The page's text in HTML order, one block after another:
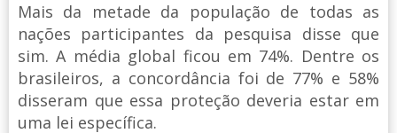
Mais da metade da população de todas as
nações participantes da pesquisa disse que
sim. A média global ficou em 74%. Dentre os
brasileiros, a concordância foi de 77% e 58%
disseram que essa proteção deveria estar em
uma lei específica.